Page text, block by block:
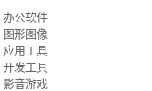
办公软件
图形图像
应用工具
开发工具
影音游戏